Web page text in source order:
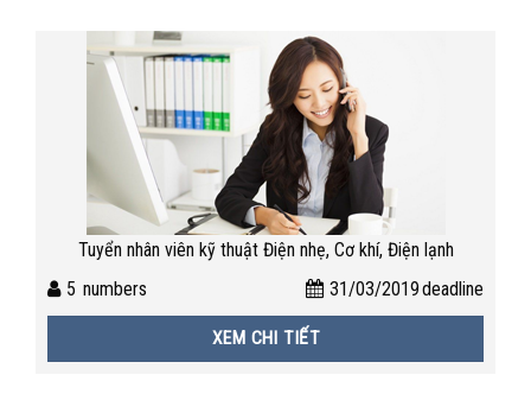
Tuyển nhân viên kỹ thuật Điện nhẹ, Cơ khí, Điện lạnh
5 numbers 31/03/2019deadline
XEM CHI TIẾT